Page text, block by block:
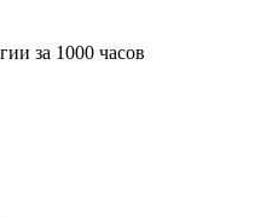
за 1000 часов